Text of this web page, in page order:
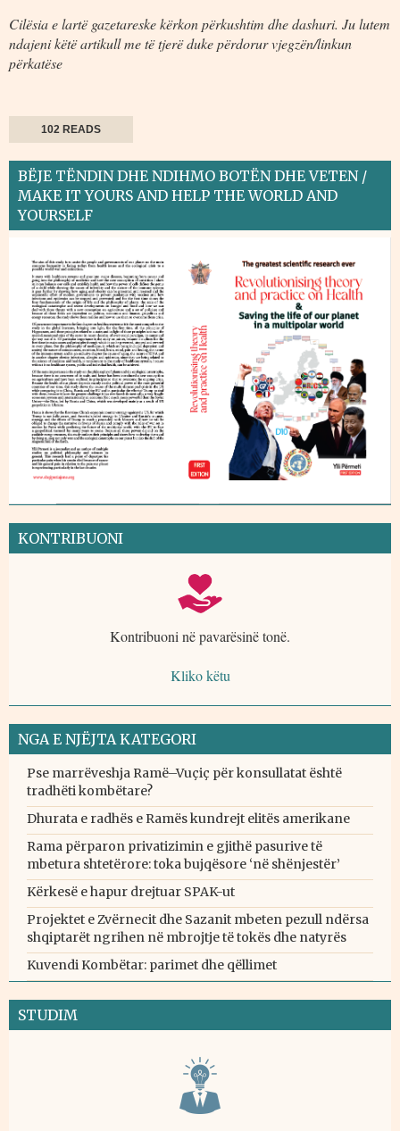
Cilësia e lartë gazetareske kërkon përkushtim dhe dashuri. Ju lutem
ndajeni këtë artikull me të tjerë duke përdorur vjegzën/linkun
përkatëse
102 READS
BËJE TËNDIN DHE NDIHMO BOTËN DHE VETEN /
MAKE IT YOURS AND HELP THE WORLD AND
YOURSELF
KONTRIBUONI
Kontribuoni në pavarësinë tonë.
Kliko këtu
NGA E NJËJTA KATEGORI
Pse marrëveshja Ramë–Vuçiç për konsullatat është
tradhëti kombëtare?
Dhurata e radhës e Ramës kundrejt elitës amerikane
Rama përparon privatizimin e gjithë pasurive të
mbetura shtetërore: toka bujqësore ‘në shënjestër’
Kërkesë e hapur drejtuar SPAK-ut
Projektet e Zvërnecit dhe Sazanit mbeten pezull ndërsa
shqiptarët ngrihen në mbrojtje të tokës dhe natyrës
Kuvendi Kombëtar: parimet dhe qëllimet
STUDIM